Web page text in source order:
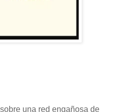
una red engañosa de